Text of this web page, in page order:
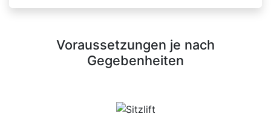
Voraussetzungen je nach
Gegebenheiten